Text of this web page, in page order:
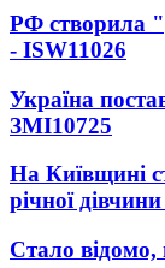
РФ створила
- ISW11026
Україна
ЗМІ10725
На Київщині
річної дівчини
Стало відомо,